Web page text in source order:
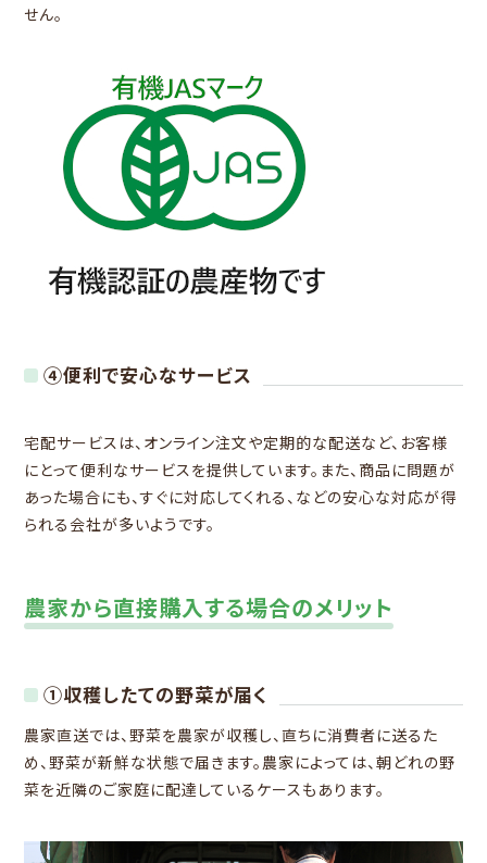
せん。
④便利で安心なサービス
宅配サービスは、オンライン注文や定期的な配送など、お客様
にとって便利なサービスを提供しています。また、商品に問題が
あった場合にも、すぐに対応してくれる、などの安心な対応が得
られる会社が多いようです。
農家から直接購入する場合のメリット
①収穫したての野菜が届く
農家直送では、野菜を農家が収穫し、直ちに消費者に送るた
め、野菜が新鮮な状態で届きます。農家によっては、朝どれの野
菜を近隣のご家庭に配達しているケースもあります。